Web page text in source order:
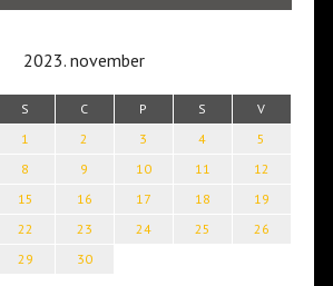
2023. november
S C P S V
1 2 3 4
5
8 9 10 11
12
15 16 17 18
19
22 23 24 25
26
29 30